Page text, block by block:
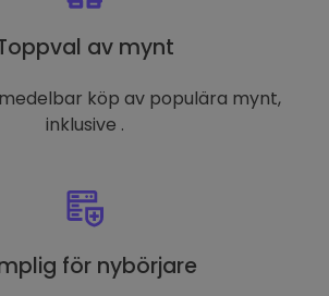
av mynt
köp av populära mynt,
inklusive .
för nybörjare